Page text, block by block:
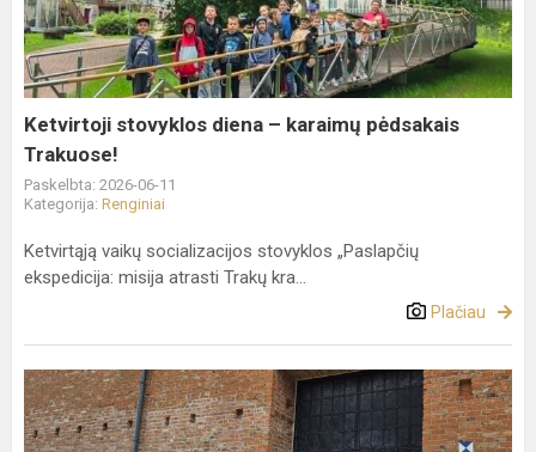
–
karaimų
pėdsakais
Trakuose!
Ketvirtoji stovyklos diena – karaimų pėdsakais
Trakuose!
Paskelbta: 2026-06-11
Kategorija: Renginiai
Ketvirtąją vaikų socializacijos stovyklos „Paslapčių
ekspedicija: misija atrasti Trakų kra...
Plačiau
Trečioji
stovyklos
diena